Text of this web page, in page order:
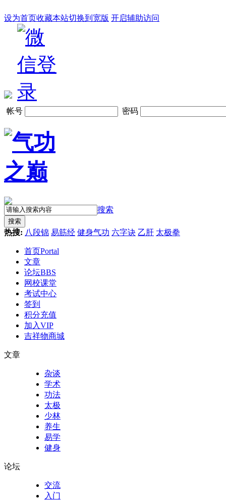
设为首页收藏本站切换到宽版 开启辅助访问
帐号 密码
搜索
搜索
热搜: 八段锦 易筋经 健身气功 六字诀 乙肝 太极拳
首页Portal
文章
论坛BBS
网校课堂
考试中心
签到
积分充值
加入VIP
吉祥物商城
文章
杂谈
学术
功法
太极
少林
养生
易学
健身
论坛
交流
入门